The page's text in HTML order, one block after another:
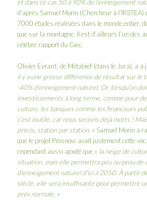
et dans ce cas 50 à 90% de l’enneigement
d’après Samuel Morin (Chercheur à
7000 études réalisées dans le monde entier,
que sur la montagne. Il est d’ailleurs l’un des
célèbre rapport du Giec.
Olivier Evrard, de Métabief (dans le Jura), a à
il y a une grosse différence de résultat sur le
-40% d’enneigement naturel. Or, lorsqu’on
investissements à long terme, comme pour
culture, les banques comme les financeurs
c’est inutile, car nous serions déjà morts !
précis, station par station. » Samuel Morin a
que le projet Prosnowavait justement cette
cependant aussi ajouté que « la neige de
situation, mais elle permettra peu ou prou de
d’enneigement naturel d’ici à 2050. À partir
siècle, elle sera insuffisante pour permettre
près normale. »